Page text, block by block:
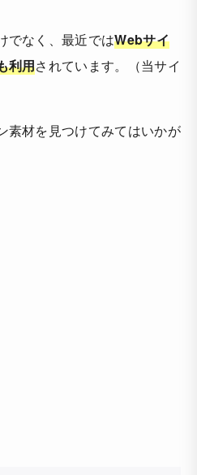
でなく、最近ではWebサイ
利用されています。（当サイ
素材を見つけてみてはいかが